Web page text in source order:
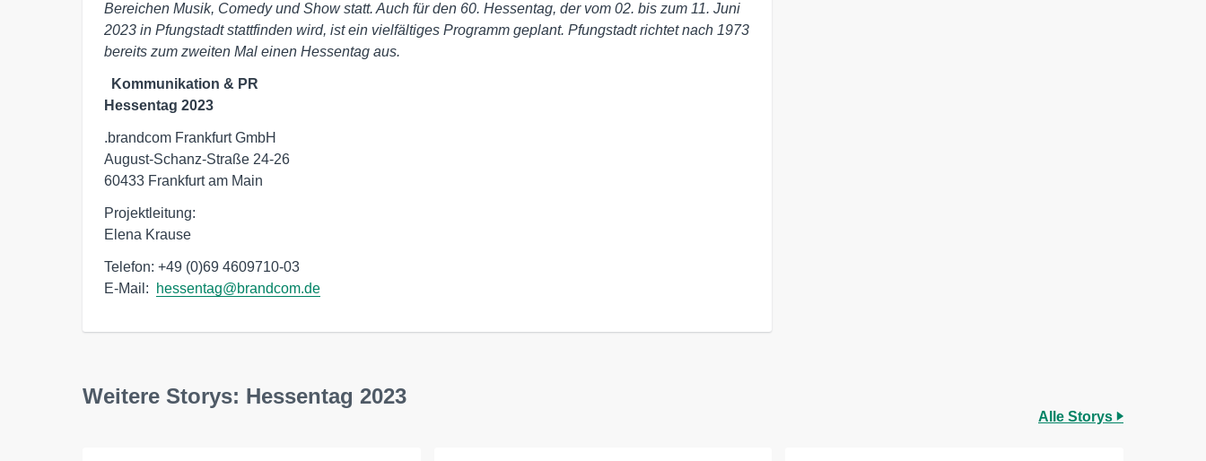
Bereichen Musik, Comedy und Show statt. Auch für den 60. Hessentag, der vom 02. bis zum 11. Juni
2023 in Pfungstadt stattfinden wird, ist ein vielfältiges Programm geplant. Pfungstadt richtet nach 1973
bereits zum zweiten Mal einen Hessentag aus.
Kommunikation & PR
Hessentag 2023
.brandcom Frankfurt GmbH
August-Schanz-Straße 24-26
60433 Frankfurt am Main
Projektleitung:
Telefon: +49 (0)69 4609710-03
E-Mail:
hessentag@brandcom.de
Weitere Storys: Hessentag 2023
Alle Storys